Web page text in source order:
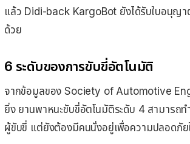
แล้ว Didi-back KargoBot ยังได้รับใบอนุญ
ด้วย
6 ระดับของการขับขี่อัตโนมัติ
จากข้อมูลของ Society of Automotive
ยิ่ง ยานพาหนะขับขี่อัตโนมัติระดับ 4 สามารถ
ผู้ขับขี่ แต่ยังต้องมีคนนั่งอยู่เพื่อความปลอดภัย